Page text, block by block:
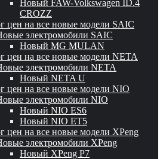
Новый FAW-Volkswagen ID.4
CROZZ
цен на все новые модели SAIC
электромобили SAIC
Новый MG MULAN
цен на все новые модели NETA
электромобили NETA
Новый NETA U
цен на все новые модели NIO
электромобили NIO
Новый NIO ES6
Новый NIO ET5
цен на все новые модели XPeng
электромобили XPeng
Новый XPeng P7